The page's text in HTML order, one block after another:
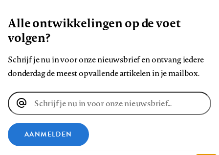
Alle ontwikkelingen op de voet
volgen?
Schrijf je nu in voor onze nieuwsbrief en ontvang iedere
donderdag de meest opvallende artikelen in je mailbox.
E-
mailadres
AANMELDEN